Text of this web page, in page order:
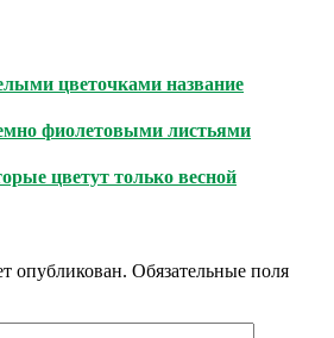
цветочками название
фиолетовыми листьями
цветут только весной
опубликован. Обязательные поля